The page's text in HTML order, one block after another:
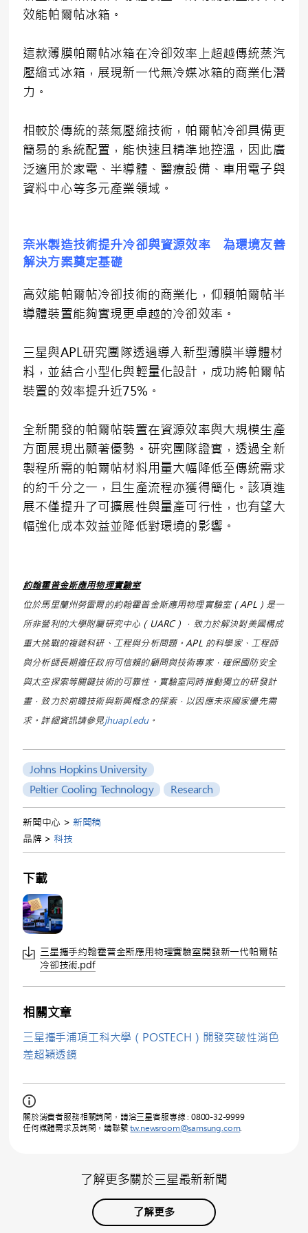
效能帕爾帖冰箱。
這款薄膜帕爾帖冰箱在冷卻效率上超越傳統蒸汽
壓縮式冰箱，展現新一代無冷媒冰箱的商業化潛
力。
相較於傳統的蒸氣壓縮技術，帕爾帖冷卻具備更
簡易的系統配置，能快速且精準地控溫，因此廣
泛適用於家電、半導體、醫療設備、車用電子與
資料中心等多元產業領域。
奈米製造技術提升冷卻與資源效率 為環境友善
解決方案奠定基礎
高效能帕爾帖冷卻技術的商業化，仰賴帕爾帖半
導體裝置能夠實現更卓越的冷卻效率。
三星與APL 研究團隊透過導入新型薄膜半導體材
料，並結合小型化與輕量化設計，成功將帕爾帖
裝置的效率提升近75% 。
全新開發的帕爾帖裝置在資源效率與大規模生產
方面展現出顯著優勢。研究團隊證實，透過全新
製程所需的帕爾帖材料用量大幅降低至傳統需求
的約千分之一，且生產流程亦獲得簡化。該項進
展不僅提升了可擴展性與量產可行性，也有望大
幅強化成本效益並降低對環境的影響。
約翰霍普金斯應用物理實驗室
位於馬里蘭州勞雷爾的約翰霍普金斯應用物理實驗室（APL）是一
所非營利的大學附屬研究中心（UARC），致力於解決對美國構成
重大挑戰的複雜科研、工程與分析問題。APL 的科學家、工程師
與分析師長期擔任政府可信賴的顧問與技術專家，確保國防安全
與太空探索等關鍵技術的可靠性。實驗室同時推動獨立的研發計
畫，致力於前瞻技術與新興概念的探索，以因應未來國家優先需
求。詳細資訊請參見jhuapl.edu。
Johns Hopkins University
Peltier Cooling Technology
Research
新聞中心 > 新聞稿
品牌 > 科技
下載
三星攜手約翰霍普金斯應用物理實驗室開發新一代帕爾帖
冷卻技術.pdf
相關文章
三星攜手浦項工科大學（POSTECH）開發突破性消色
差超穎透鏡
關於消費者服務相關詢問，請洽三星客服專線 : 0800-32-9999
任何媒體需求及詢問，請聯繫tw.newsroom@samsung.com.
了解更多關於三星最新新聞
了解更多